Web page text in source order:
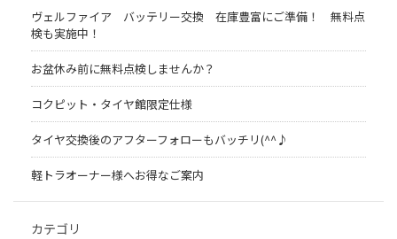
ヴェルファイア バッテリー交換 在庫豊富にご準備！ 無料点
検も実施中！
お盆休み前に無料点検しませんか？
コクピット・タイヤ館限定仕様
タイヤ交換後のアフターフォローもバッチリ(^^♪
軽トラオーナー様へお得なご案内
カテゴリ